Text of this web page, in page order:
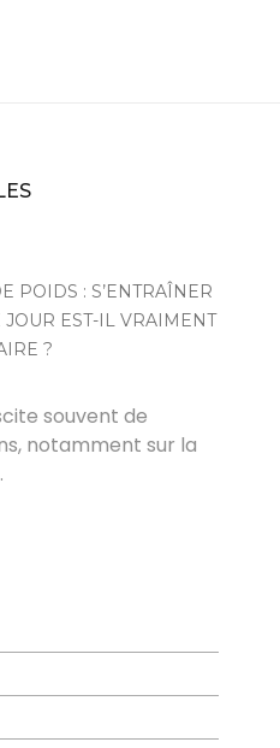
POIDS : S’ENTRAÎNER
JOUR EST-IL VRAIMENT
?
souvent de
notamment sur la